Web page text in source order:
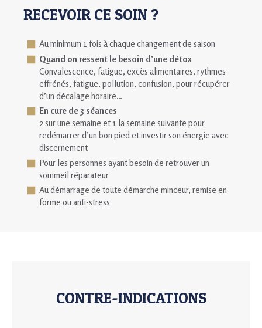
RECEVOIR CE SOIN ?
Au minimum 1 fois à chaque changement de saison
Quand on ressent le besoin d’une détox
Convalescence, fatigue, excès alimentaires, rythmes
effrénés, fatigue, pollution, confusion, pour récupérer
d’un décalage horaire…
En cure de 3 séances
2 sur une semaine et 1 la semaine suivante pour
redémarrer d’un bon pied et investir son énergie avec
discernement
Pour les personnes ayant besoin de retrouver un
sommeil réparateur
Au démarrage de toute démarche minceur, remise en
forme ou anti-stress
CONTRE-INDICATIONS